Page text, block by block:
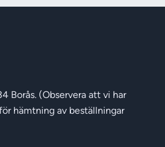
Borås. (Observera att vi har
hämtning av beställningar